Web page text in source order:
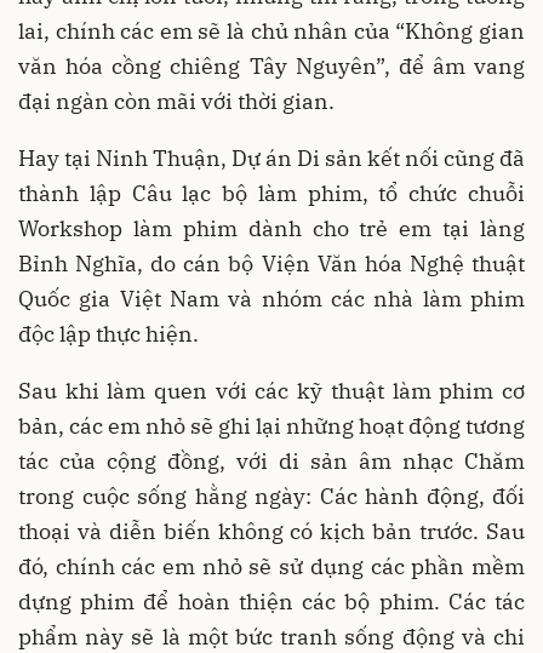
lai, chính các em sẽ là chủ nhân của “Không gian
văn hóa cồng chiêng Tây Nguyên”, để âm vang
đại ngàn còn mãi với thời gian.
Hay tại Ninh Thuận, Dự án Di sản kết nối cũng đã
thành lập Câu lạc bộ làm phim, tổ chức chuỗi
Workshop làm phim dành cho trẻ em tại làng
Bỉnh Nghĩa, do cán bộ Viện Văn hóa Nghệ thuật
Quốc gia Việt Nam và nhóm các nhà làm phim
độc lập thực hiện.
Sau khi làm quen với các kỹ thuật làm phim cơ
bản, các em nhỏ sẽ ghi lại những hoạt động tương
tác của cộng đồng, với di sản âm nhạc Chăm
trong cuộc sống hằng ngày: Các hành động, đối
thoại và diễn biến không có kịch bản trước. Sau
đó, chính các em nhỏ sẽ sử dụng các phần mềm
dựng phim để hoàn thiện các bộ phim. Các tác
phẩm này sẽ là một bức tranh sống động và chi